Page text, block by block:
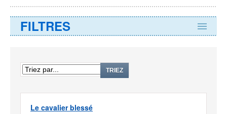
FILTRES
TRIEZ
Le cavalier blessé